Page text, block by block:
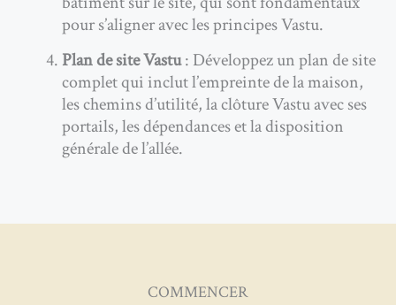
pour s’aligner avec les principes Vastu.
Plan de site Vastu: Développez un plan de site
complet qui inclut l’empreinte de la maison,
les chemins d’utilité, la clôture Vastu avec ses
portails, les dépendances et la disposition
générale de l’allée.
COMMENCER